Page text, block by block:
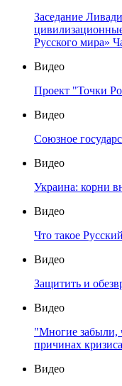
Заседание
Русского мира»
Видео
Проект "Точки
Видео
Союзное
Видео
Украина: корни
Видео
Что такое
Видео
Защитить и
Видео
"Многие забыли,
причинах
Видео